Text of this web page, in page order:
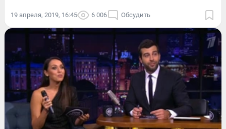
19 апреля, 2019, 16:45 6 006 Обсудить